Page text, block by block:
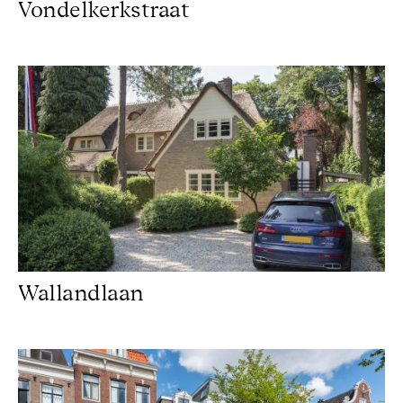
Vondelkerkstraat
Wallandlaan
Wallandlaan
Lauriergracht